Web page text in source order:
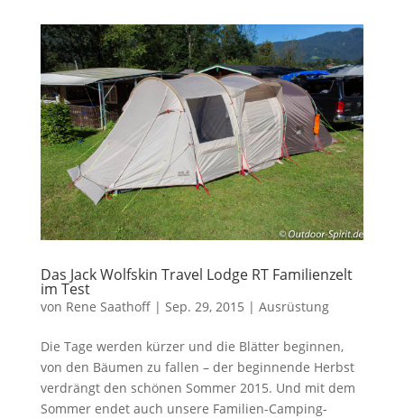
Das Jack Wolfskin Travel Lodge RT Familienzelt
im Test
von Rene Saathoff| Sep. 29, 2015 | Ausrüstung
Die Tage werden kürzer und die Blätter beginnen,
von den Bäumen zu fallen – der beginnende Herbst
verdrängt den schönen Sommer 2015. Und mit dem
Sommer endet auch unsere Familien-Camping-